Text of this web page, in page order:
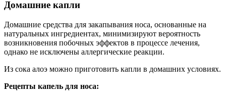
Домашние капли
Домашние средства для закапывания носа, основанные на
натуральных ингредиентах, минимизируют вероятность
возникновения побочных эффектов в процессе лечения,
однако не исключены аллергические реакции.
Из сока алоэ можно приготовить капли в домашних условиях.
Рецепты капель для носа: